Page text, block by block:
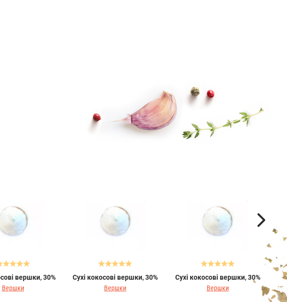
вершки, 30%
Вершки
Сухі кокосові вершки, 30%
Вершки
Сухі кокосові вершки, 30%
Вершки